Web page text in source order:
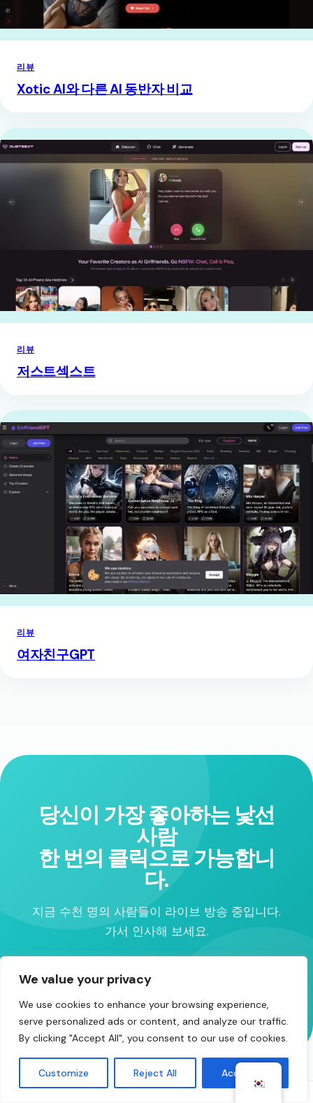
We value your privacy
We use cookies to enhance your browsing experience,
serve personalized ads or content, and analyze our traffic.
By clicking "Accept All", you consent to our use of cookies.
Customize Reject All Accept All
리뷰
Xotic AI와 다른 AI 동반자 비교
리뷰
저스트섹스트
리뷰
여자친구GPT
당신이 가장 좋아하는 낯선
사람
한 번의 클릭으로 가능합니
다.
지금 수천 명의 사람들이 라이브 방송 중입니다.
가서 인사해 보세요.
무료 채팅 시작하기